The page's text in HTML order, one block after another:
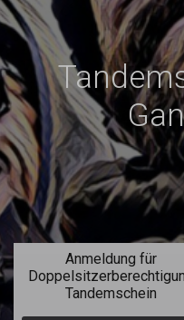
Anmeldung für
Tandemschein